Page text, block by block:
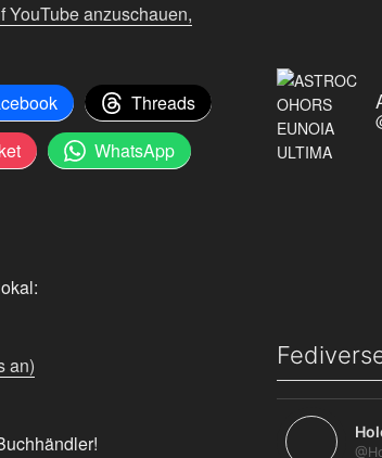
YouTube anzuschauen,
Threads
WhatsApp
an)